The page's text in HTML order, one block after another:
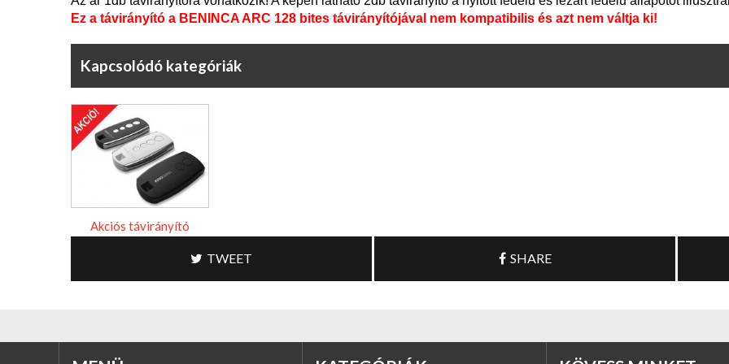
Ez a távirányító a BENINCA ARC 128 bites távirányítójával nem kompatibilis és azt nem váltja ki!
Kapcsolódó kategóriák
Akciós távirányító
TWEET SHARE